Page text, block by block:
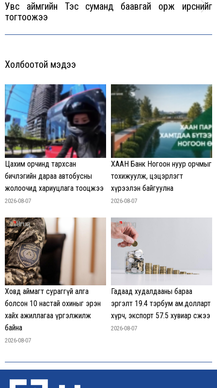
Next
Увс аймгийн Тэс суманд баавгай орж ирснийг
тогтоожээ
Холбоотой мэдээ
Цахим орчинд тархсан
бичлэгийн дараа автобусны
жолоочид хариуцлага тооцжээ
2026-08-07
ХААН Банк Ногоон нуур орчмыг
тохижуулж, цэцэрлэгт
хүрээлэн байгуулна
2026-08-07
Ховд аймагт сураггүй алга
болсон 10 настай охиныг эрэн
хайх ажиллагаа үргэлжилж
байна
2026-08-07
Гадаад худалдааны бараа
эргэлт 19.4 тэрбум ам.долларт
хүрч, экспорт 57.5 хувиар өсжээ
2026-08-07